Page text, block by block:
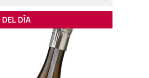
DEL DÍA